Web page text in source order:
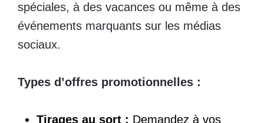
spéciales, à des vacances ou même à des
événements marquants sur les médias
sociaux.
Types d’offres promotionnelles :
Tirages au sort : Demandez à vos